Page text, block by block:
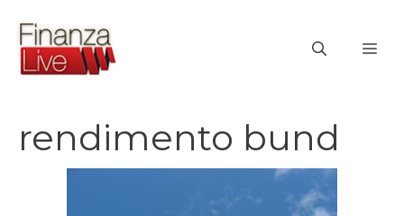
contenuto
rendimento bund